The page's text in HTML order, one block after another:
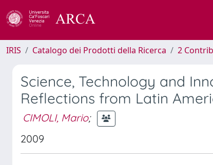
IRIS Catalogo dei Prodotti della Ricerca 2
Science, Technology and
Reflections from Latin
CIMOLI, Mario;
2009